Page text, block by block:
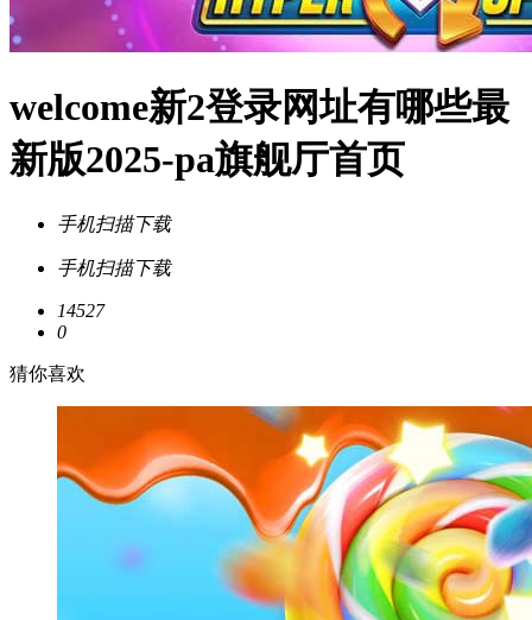
welcome新2登录网址有哪些最
新版2025-pa旗舰厅首页
手机扫描下载
手机扫描下载
14527
0
猜你喜欢